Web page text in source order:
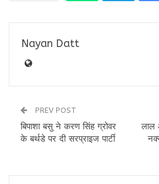
Nayan Datt
PREV POST
बिपाशा बसु ने करण सिंह ग्रोवर
के बर्थडे पर दी सरप्राइज पार्टी
लाल